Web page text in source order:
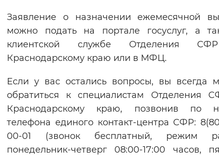
Заявление о назначении ежемесячной
можно подать на портале госуслуг, а
клиентской службе Отделения
Краснодарскому краю или в МФЦ.
Если у вас остались вопросы, вы всегда
обратиться к специалистам Отделения
Краснодарскому краю, позвонив по
телефона единого контакт-центра СФР:
00-01 (звонок бесплатный, режим
понедельник-четверг 08:00-17:00 часов,